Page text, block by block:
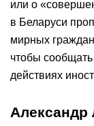
или о
в Беларуси
мирных
чтобы
действиях
Александр